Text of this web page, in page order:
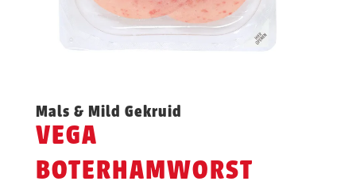
Mals & Mild Gekruid
VEGA
BOTERHAMWORST